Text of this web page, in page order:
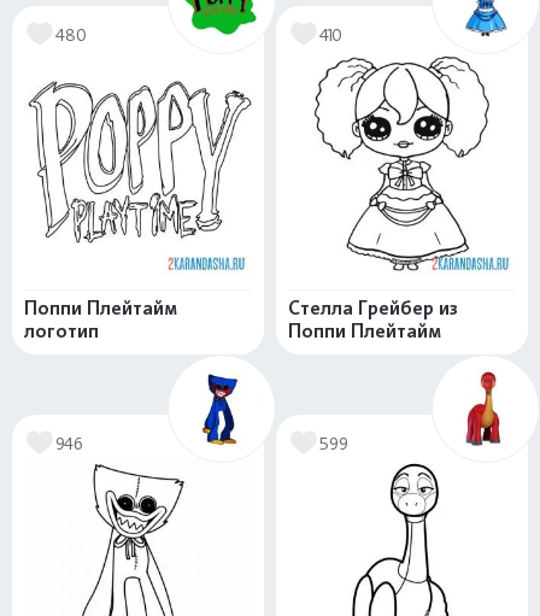
480
Поппи Плейтайм
логотип
410
Стелла Грейбер из
Поппи Плейтайм
946 599